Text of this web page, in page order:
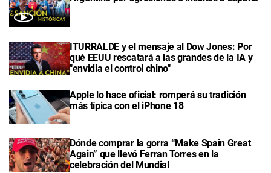
ITURRALDE y el mensaje al Dow Jones: Por
qué EEUU rescatará a las grandes de la IA y
"envidia el control chino"
Apple lo hace oficial: romperá su tradición
más típica con el iPhone 18
Dónde comprar la gorra “Make Spain Great
Again” que llevó Ferran Torres en la
celebración del Mundial